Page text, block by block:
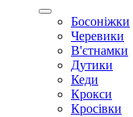
Босоніжки
Черевики
В'єтнамки
Дутики
Кеди
Крокси
Кросівки